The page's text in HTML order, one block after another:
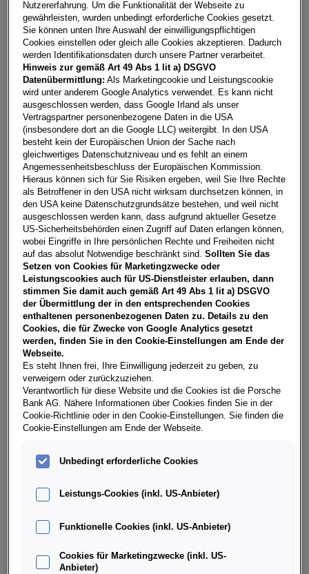
4694 Ohlsdorf/Pinsdorf
Leasing Kredit
€292,71**
pro Monat
Laufzeit
60 Monate
pro Jahr
15.000 km
Eigenleistung
€5.000
Händler kontaktieren
Online-Abschluss anfragen
**Freibleibendes Musterangebot für Restwert Leasing inkl.
USt, NoVA, zzgl. gesetzl. Vertragsgebühr EUR 148,91 und
Bearbeitungskosten EUR 0,00. Gesamtleasingbetrag EUR
26.990,00, Restwert EUR 10.755,46, Sollzinssatz 7,29%
variabel, Effektivzinssatz 8,48% variabel, Gesamtbetrag
EUR 33.466,97. Ihr Verkaufsberater freut sich darauf, Ihnen
ein individuelles Angebot erstellen zu können.
Teilen PDF herunterladen
Weitere Infos & Daten
Fahrzeugdaten
Finanzierung über die Porsche Bank
Händlerinformation
Nutzererfahrung. Um die Funktionalität der Webseite zu
gewährleisten, wurden unbedingt erforderliche Cookies gesetzt.
Sie können unten Ihre Auswahl der einwilligungspflichtigen
Cookies einstellen oder gleich alle Cookies akzeptieren. Dadurch
werden Identifikationsdaten durch unsere Partner verarbeitet.
Hinweis zur gemäß Art 49 Abs 1 lit a) DSGVO
Datenübermittlung: Als Marketingcookie und Leistungscookie
wird unter anderem Google Analytics verwendet. Es kann nicht
ausgeschlossen werden, dass Google Irland als unser
Vertragspartner personenbezogene Daten in die USA
(insbesondere dort an die Google LLC) weitergibt. In den USA
besteht kein der Europäischen Union der Sache nach
gleichwertiges Datenschutzniveau und es fehlt an einem
Angemessenheitsbeschluss der Europäischen Kommission.
Hieraus können sich für Sie Risiken ergeben, weil Sie Ihre Rechte
als Betroffener in den USA nicht wirksam durchsetzen können, in
den USA keine Datenschutzgrundsätze bestehen, und weil nicht
ausgeschlossen werden kann, dass aufgrund aktueller Gesetze
US-Sicherheitsbehörden einen Zugriff auf Daten erlangen können,
wobei Eingriffe in Ihre persönlichen Rechte und Freiheiten nicht
auf das absolut Notwendige beschränkt sind.Sollten Sie das
Setzen von Cookies für Marketingzwecke oder
Leistungscookies auch für US-Dienstleister erlauben, dann
stimmen Sie damit auch gemäß Art 49 Abs 1 lit a) DSGVO
der Übermittlung der in den entsprechenden Cookies
enthaltenen personenbezogenen Daten zu. Details zu den
Cookies, die für Zwecke von Google Analytics gesetzt
werden, finden Sie in den Cookie-Einstellungen am Ende der
Webseite.
Es steht Ihnen frei, Ihre Einwilligung jederzeit zu geben, zu
verweigern oder zurückzuziehen.
Verantwortlich für diese Website und die Cookies ist die Porsche
Bank AG. Nähere Informationen über Cookies finden Sie in der
Cookie-Richtlinie oder in den Cookie-Einstellungen. Sie finden die
Cookie-Einstellungen am Ende der Webseite.
Unbedingt erforderliche Cookies
Leistungs-Cookies (inkl. US-Anbieter)
Funktionelle Cookies (inkl. US-Anbieter)
Cookies für Marketingzwecke (inkl. US-
Anbieter)